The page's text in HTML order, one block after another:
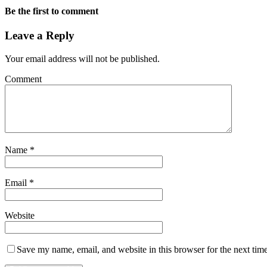
Be the first to comment
Leave a Reply
Your email address will not be published.
Comment
Name *
Email *
Website
Save my name, email, and website in this browser for the next